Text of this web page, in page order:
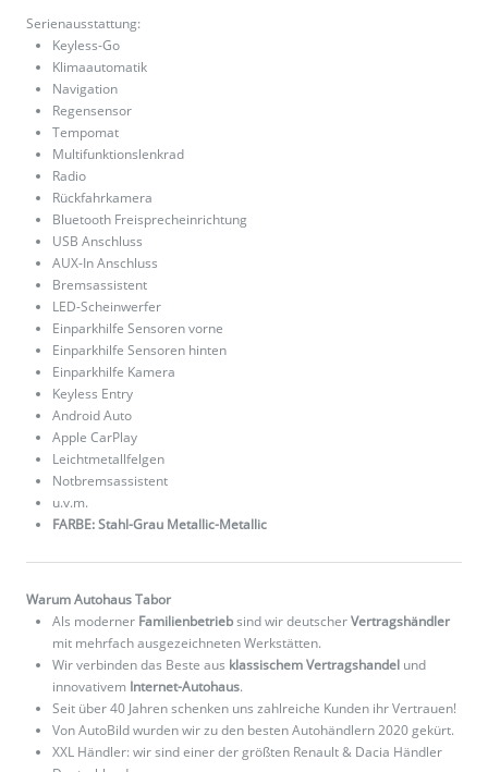
Serienausstattung:
Keyless-Go
Klimaautomatik
Navigation
Regensensor
Tempomat
Multifunktionslenkrad
Radio
Rückfahrkamera
Bluetooth Freisprecheinrichtung
USB Anschluss
AUX-In Anschluss
Bremsassistent
LED-Scheinwerfer
Einparkhilfe Sensoren vorne
Einparkhilfe Sensoren hinten
Einparkhilfe Kamera
Keyless Entry
Android Auto
Apple CarPlay
Leichtmetallfelgen
Notbremsassistent
u.v.m.
FARBE: Stahl-Grau Metallic-Metallic
Warum Autohaus Tabor
Als moderner Familienbetriebsind wir deutscherVertragshändler
mit mehrfach ausgezeichneten Werkstätten.
Wir verbinden das Beste aus klassischem Vertragshandel und
innovativem Internet-Autohaus.
Seit über 40 Jahren schenken uns zahlreiche Kunden ihr Vertrauen!
Von AutoBild wurden wir zu den besten Autohändlern 2020 gekürt.
XXL Händler: wir sind einer der größten Renault & Dacia Händler